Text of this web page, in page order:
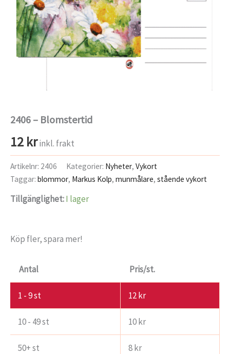
2406 – Blomstertid
12 krinkl. frakt
Artikelnr: 2406 Kategorier: Nyheter, Vykort
Taggar: blommor, Markus Kolp, munmålare, stående vykort
Tillgänglighet:I lager
Köp fler, spara mer!
Antal Pris/st.
1 - 9st 12kr
10 - 49 st 10kr
50+ st 8kr